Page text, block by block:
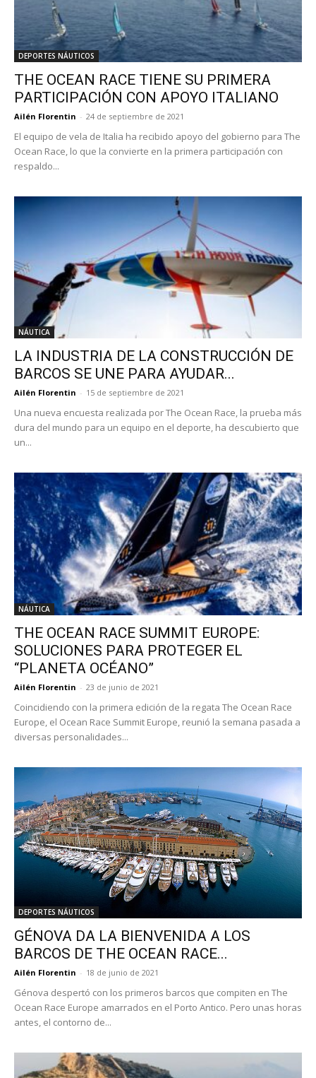
DEPORTES NÁUTICOS
THE OCEAN RACE TIENE SU PRIMERA
PARTICIPACIÓN CON APOYO ITALIANO
Ailén Florentin - 24 de septiembre de 2021
El equipo de vela de Italia ha recibido apoyo del gobierno para The
Ocean Race, lo que la convierte en la primera participación con
respaldo...
NÁUTICA
LA INDUSTRIA DE LA CONSTRUCCIÓN DE
BARCOS SE UNE PARA AYUDAR...
Ailén Florentin - 15 de septiembre de 2021
Una nueva encuesta realizada por The Ocean Race, la prueba más
dura del mundo para un equipo en el deporte, ha descubierto que
un...
NÁUTICA
THE OCEAN RACE SUMMIT EUROPE:
SOLUCIONES PARA PROTEGER EL
“PLANETA OCÉANO”
Ailén Florentin - 23 de junio de 2021
Coincidiendo con la primera edición de la regata The Ocean Race
Europe, el Ocean Race Summit Europe, reunió la semana pasada a
diversas personalidades...
DEPORTES NÁUTICOS
GÉNOVA DA LA BIENVENIDA A LOS
BARCOS DE THE OCEAN RACE...
Ailén Florentin - 18 de junio de 2021
Génova despertó con los primeros barcos que compiten en The
Ocean Race Europe amarrados en el Porto Antico. Pero unas horas
antes, el contorno de...